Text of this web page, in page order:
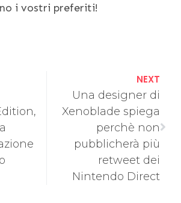
i vostri preferiti!
NEXT
Una designer di
Xenoblade spiega
perchè non
pubblicherà più
retweet dei
Nintendo Direct